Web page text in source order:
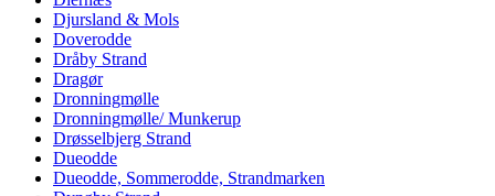
Djursland & Mols
Doverodde
Dråby Strand
Dragør
Dronningmølle
Dronningmølle/ Munkerup
Drøsselbjerg Strand
Dueodde
Dueodde, Sommerodde, Strandmarken